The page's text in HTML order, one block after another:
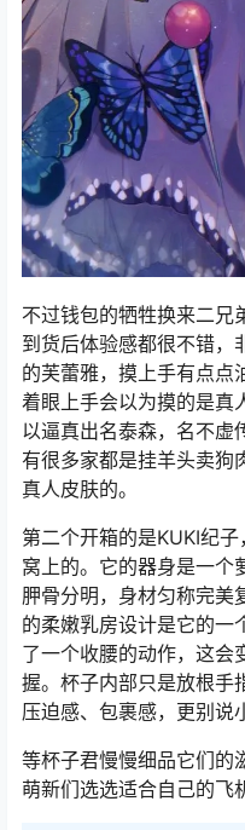
不过钱包的牺牲换来二兄
到货后体验感都很不错，
的芙蕾雅，摸上手有点点
着眼上手会以为摸的是真
以逼真出名泰森，名不虚
有很多家都是挂羊头卖狗
真人皮肤的。
第二个开箱的是KUKI纪
窝上的。它的器身是一个
胛骨分明，身材匀称完美
的柔嫩乳房设计是它的一
了一个收腰的动作，这会
握。杯子内部只是放根手
压迫感、包裹感，更别说
等杯子君慢慢细品它们的
萌新们选选适合自己的飞